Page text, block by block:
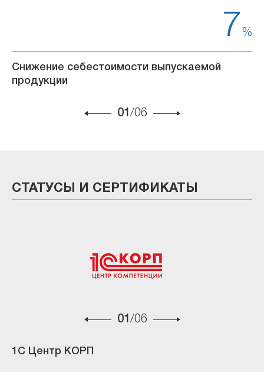
7 %
Снижение себестоимости выпускаемой
продукции
01 /06
СТАТУСЫ И СЕРТИФИКАТЫ
01 /06
1С Центр КОРП